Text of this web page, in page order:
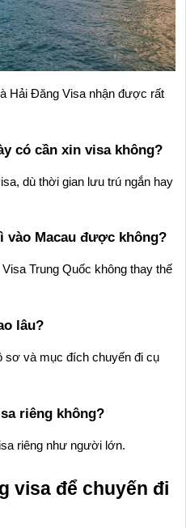
Hải Đăng Visa nhận được rất
có cần xin visa không?
dù thời gian lưu trú ngắn hay
vào Macau được không?
Trung Quốc không thay thế
lâu?
sơ và mục đích chuyến đi cụ
riêng không?
riêng như người lớn.
visa để chuyến đi